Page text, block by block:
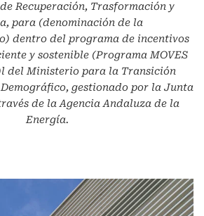
Recuperación, Trasformación y
para (denominación de la
dentro del programa de incentivos
y sostenible (Programa MOVES
del Ministerio para la Transición
gestionado por la Junta
de la Agencia Andaluza de la
Energía.